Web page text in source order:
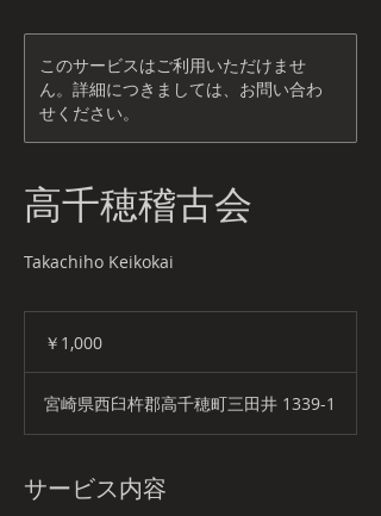
このサービスはご利用いただけませ
ん。詳細につきましては、お問い合わ
せください。
高千穂稽古会
Takachiho Keikokai
￥1,000
宮崎県西臼杵郡高千穂町三田井 1339-1
サービス内容